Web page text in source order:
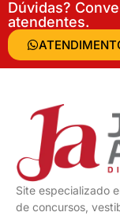
Dúvidas?
atendentes.
Site especializado
de concursos,